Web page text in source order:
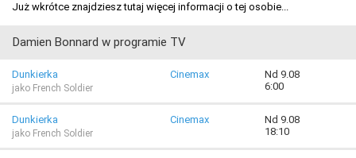
Już wkrótce znajdziesz tutaj więcej informacji o tej osobie...
Damien Bonnard w programie TV
Dunkierka
jako French Soldier
Cinemax
Nd 9.08
6:00
Dunkierka
jako French Soldier
Cinemax
Nd 9.08
18:10